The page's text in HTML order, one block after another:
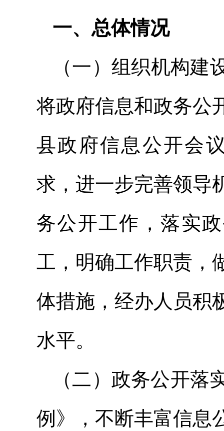
一、总体情况
（一）组织机构
将政府信息和政务公
县政府信息公开会
求，进一步完善领导
务公开工作，落实
工，明确工作职责，
体措施，经办人员积
水平。
（二）政务公开落
例》，不断丰富信息